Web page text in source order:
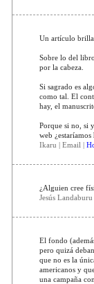
Un artículo
Sobre lo del
por la cabeza.
Si sagrado es
como tal. El
hay, el
Porque si no, si
web
Ikaru | Email |
¿Alguien cree
Jesús Landaburu
El fondo
pero quizá
que no es la
americanos y
una campaña